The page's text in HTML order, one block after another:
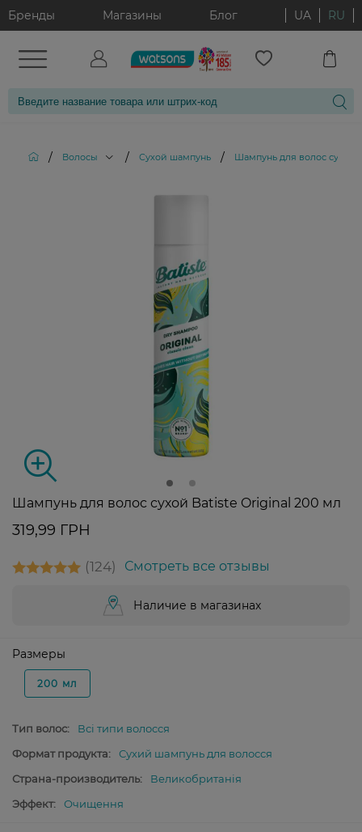
Бренды Магазины Блог UA RU
/ Волосы / Сухой шампунь / Шампунь для волос сухой
Шампунь для волос сухой Batiste Original 200 мл
319,99 ГРН
124 Смотреть все отзывы
Наличие в магазинах
Размеры
200 мл
Тип волос:
Всі типи волосся
Формат продукта:
Сухий шампунь для волосся
Страна-производитель:
Великобританія
Эффект:
Очищення